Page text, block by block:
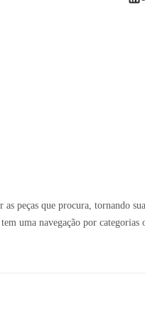
peças que procura, tornando
uma navegação por